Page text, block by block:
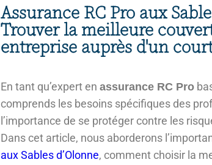
Assurance RC Pro aux
Trouver la meilleure
entreprise auprès d'un
En tant qu’expert en assurance RC Pro
comprends les besoins spécifiques des
l’importance de se protéger contre les
Dans cet article, nous aborderons
aux Sables d’Olonne, comment choisir la